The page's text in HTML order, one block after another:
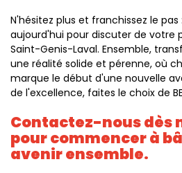
N'hésitez plus et franchissez le pas
aujourd'hui pour discuter de votre
Saint-Genis-Laval. Ensemble,
une réalité solide et pérenne, où
marque le début d'une nouvelle
de l'excellence, faites le choix de
Contactez-nous dès
pour commencer à
avenir ensemble.